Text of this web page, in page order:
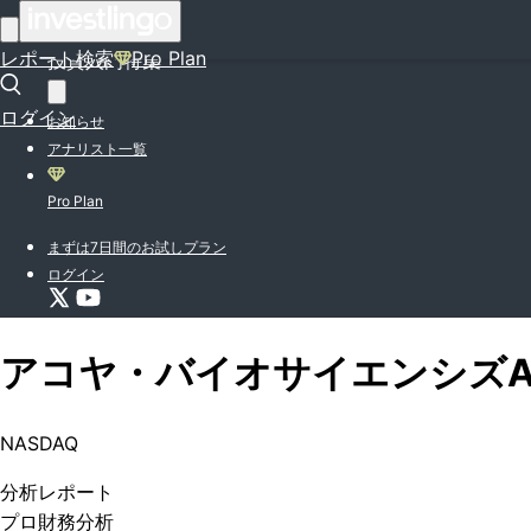
レポート検索 Pro Plan
ログイン
投資入門特集
お知らせ
アナリスト一覧
Pro Plan
まずは7日間のお試しプラン
ログイン
アコヤ・バイオサイエンシズ
NASDAQ
分析レポート
プロ 財務分析